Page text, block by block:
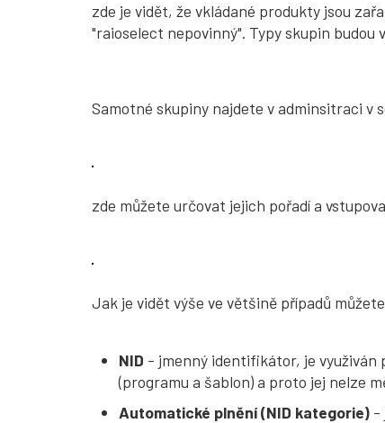
zde je vidět, že vkládané produkty jsou
"raioselect nepovinný". Typy skupin budou
Samotné skupiny najdete v adminsitraci v
zde můžete určovat jejich pořadí a
Jak je vidět výše ve většině případů
NID - jmenný identifikátor, je využiván
(programu a šablon) a proto jej nelze
Automatické plnění (NID kategorie) -